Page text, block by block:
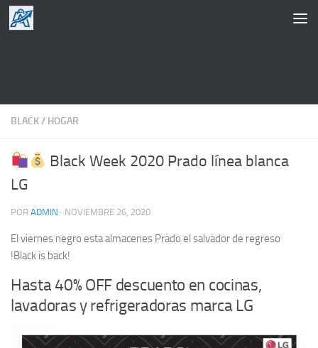
Saltar al contenido
BLACK/ HOGAR
Black Week 2020 Prado línea blanca
LG
POR ADMIN · NOVIEMBRE 26, 2020
El viernes negro esta almacenes Prado el salvador de regreso
!Black is back!
Hasta 40% OFF descuento en cocinas,
lavadoras y refrigeradoras marca LG